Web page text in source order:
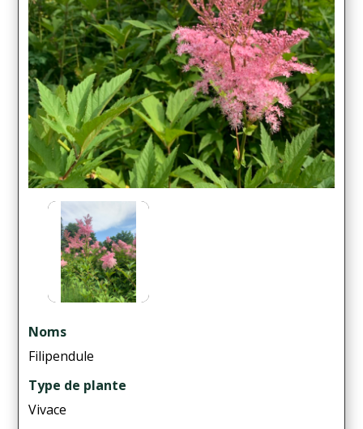
Noms
Filipendule
Type de plante
Vivace